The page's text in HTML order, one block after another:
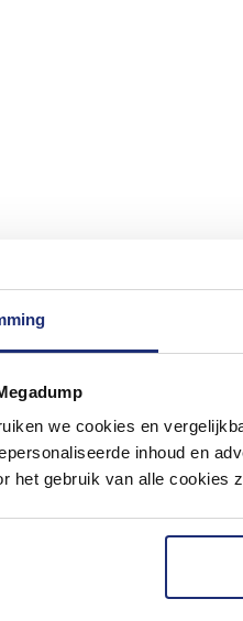
we cookies en
inhoud en
het gebruik van alle cookies
jouw badkamer op